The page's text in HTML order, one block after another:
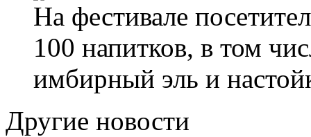
На фестивале
100 напитков, в том
имбирный эль и
Другие новости